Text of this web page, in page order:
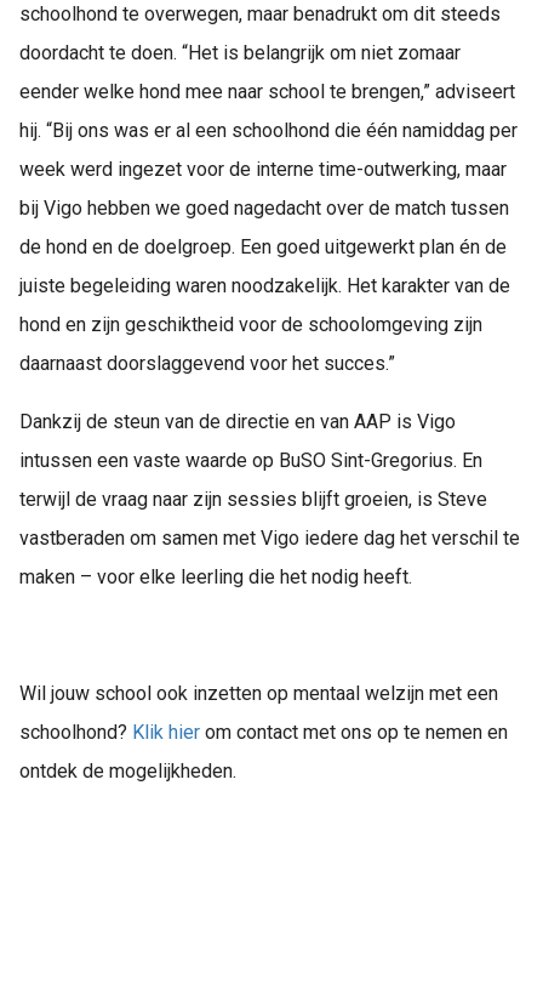
schoolhond te overwegen, maar benadrukt om dit steeds
doordacht te doen. “Het is belangrijk om niet zomaar
eender welke hond mee naar school te brengen,” adviseert
hij. “Bij ons was er al een schoolhond die één namiddag per
week werd ingezet voor de interne time-outwerking, maar
bij Vigo hebben we goed nagedacht over de match tussen
de hond en de doelgroep. Een goed uitgewerkt plan én de
juiste begeleiding waren noodzakelijk. Het karakter van de
hond en zijn geschiktheid voor de schoolomgeving zijn
daarnaast doorslaggevend voor het succes.”
Dankzij de steun van de directie en van AAP is Vigo
intussen een vaste waarde op BuSO Sint-Gregorius. En
terwijl de vraag naar zijn sessies blijft groeien, is Steve
vastberaden om samen met Vigo iedere dag het verschil te
maken – voor elke leerling die het nodig heeft.
Wil jouw school ook inzetten op mentaal welzijn met een
schoolhond? Klik hier om contact met ons op te nemen en
ontdek de mogelijkheden.